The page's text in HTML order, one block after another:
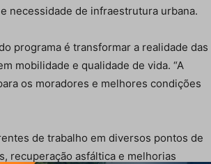
necessidade de infraestrutura urbana.
programa é transformar a realidade das
mobilidade e qualidade de vida. “A
os moradores e melhores condições
de trabalho em diversos pontos de
recuperação asfáltica e melhorias